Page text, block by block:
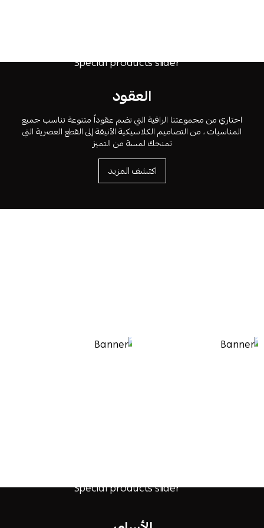
العقود
اختاري من مجموعتنا الراقية التي تضم عقوداً متنوعة تناسب جميع
المناسبات ، من التصاميم الكلاسيكية الأنيقة إلى القطع العصرية التي
تمنحك لمسة من التميز
اكتشف المزيد